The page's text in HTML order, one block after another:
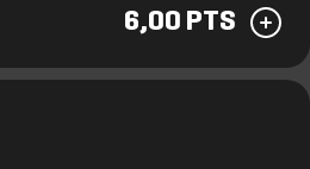
6,00 PTS